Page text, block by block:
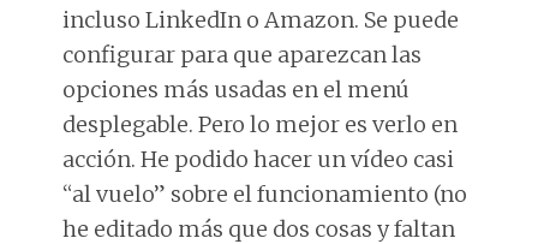
incluso LinkedIn o Amazon. Se puede
configurar para que aparezcan las
opciones más usadas en el menú
desplegable. Pero lo mejor es verlo en
acción. He podido hacer un vídeo casi
“al vuelo” sobre el funcionamiento (no
he editado más que dos cosas y faltan